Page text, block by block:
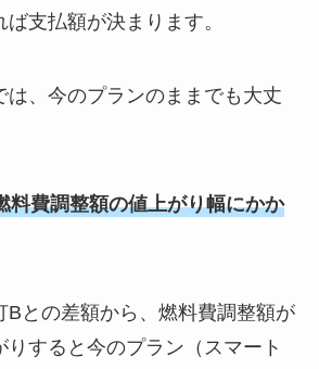
支払額が決まります。
は、今のプランのままでも大丈
料費調整額の値上がり幅にかか
Bとの差額から、燃料費調整額が
りすると今のプラン（スマート